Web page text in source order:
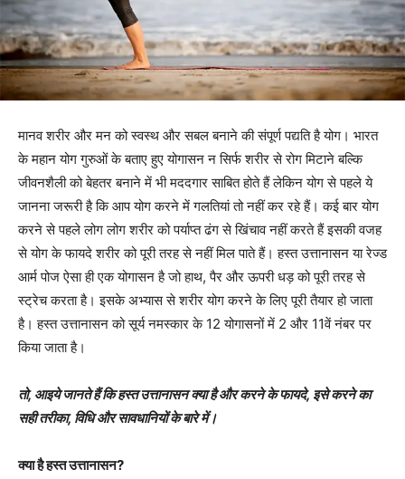
मानव शरीर और मन को स्वस्थ और सबल बनाने की संपूर्ण पद्यति है योग। भारत
के महान योग गुरुओं के बताए हुए योगासन न ​सिर्फ शरीर से रोग मिटाने बल्कि
जीवनशैली को बेहतर बनाने में भी मददगार साबित होते हैं लेकिन योग से पहले ये
जानना जरूरी है कि आप योग करने में गलतियां तो नहीं कर रहे हैं। कई बार योग
करने से पहले लोग लोग शरीर को पर्याप्त ढंग से खिंचाव नहीं करते हैं इसकी वजह
से योग के फायदे शरीर को पूरी तरह से ​नहीं मिल पाते हैं। हस्त उत्तानासन या रेज्ड
आर्म पोज ऐसा ही एक योगासन है जो हाथ, पैर और ऊपरी धड़ को पूरी तरह से
स्ट्रेच करता है। इसके अभ्यास से शरीर योग करने के लिए पूरी तैयार हो जाता
है। हस्त उत्तानासन को सूर्य नमस्कार के 12 योगासनों में 2 और 11वें नंबर पर
किया जाता है।
तो, आइये जानते हैं कि हस्त उत्तानासन क्या है और करने के फायदे, इसे करने का
सही तरीका, विधि और सावधानियों के बारे में।
क्या है हस्त उत्तानासन?